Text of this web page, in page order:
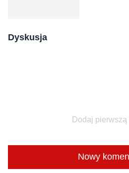
Dyskusja
Dodaj pierwszą
Nowy